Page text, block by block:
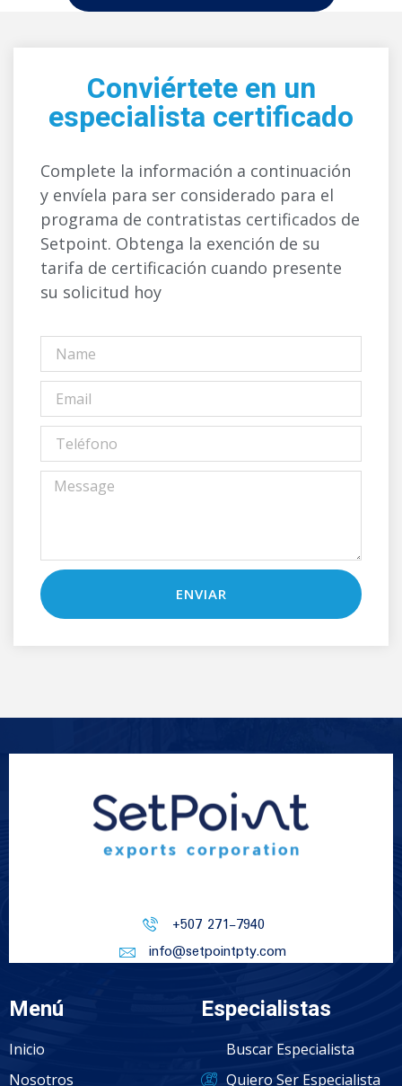
Conviértete en un
especialista certificado
Complete la información a continuación
y envíela para ser considerado para el
programa de contratistas certificados de
Setpoint. Obtenga la exención de su
tarifa de certificación cuando presente
su solicitud hoy
ENVIAR
+507 271-7940
info@setpointpty.com
Menú
Inicio
Nosotros
Especialistas
Buscar Especialista
Quiero Ser Especialista